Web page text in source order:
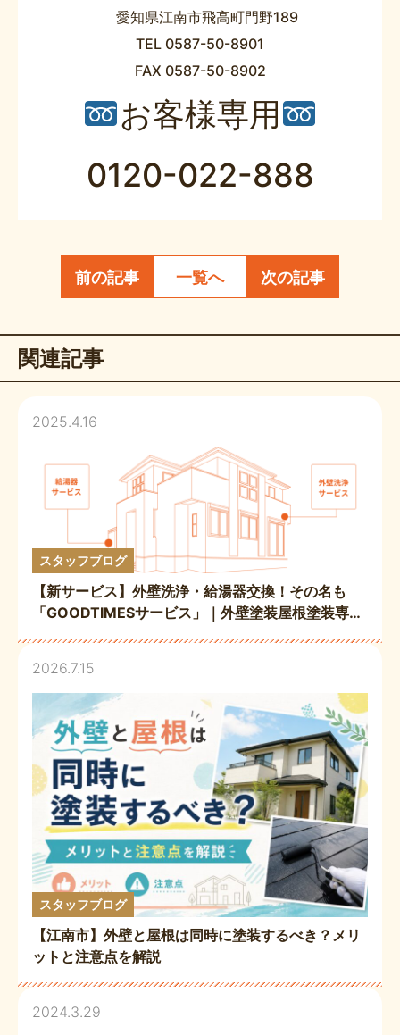
愛知県江南市飛高町門野189
TEL 0587-50-8901
FAX 0587-50-8902
お客様専用
0120-022-888
前の記事 一覧へ 次の記事
関連記事
2025.4.16
スタッフブログ
【新サービス】外壁洗浄・給湯器交換！その名も
「GOODTIMESサービス」｜外壁塗装屋根塗装専門
2026.7.15
スタッフブログ
【江南市】外壁と屋根は同時に塗装するべき？メリ
ットと注意点を解説
2024.3.29